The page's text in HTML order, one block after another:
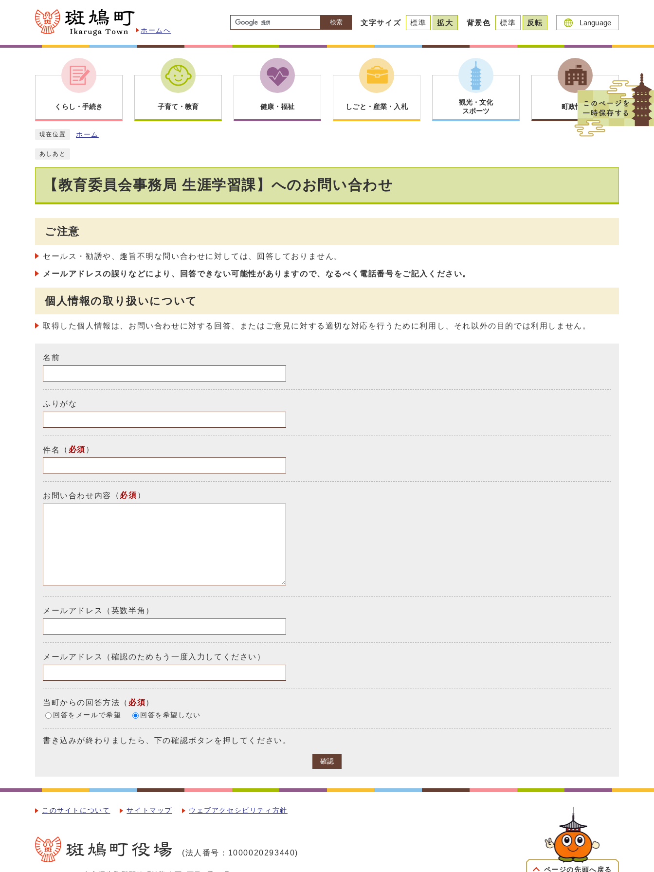
ホームへ
検索 文字サイズ 標準 拡大 背景色 標準 反転 Language
くらし・手続き 子育て・教育 健康・福祉 しごと・産業・入札
観光・文化
スポーツ
町政情報
現在位置 ホーム
あしあと
【教育委員会事務局 生涯学習課】へのお問い合わせ
ご注意
セールス・勧誘や、趣旨不明な問い合わせに対しては、回答しておりません。
メールアドレスの誤りなどにより、回答できない可能性がありますので、なるべく電話番号をご記入ください。
個人情報の取り扱いについて
取得した個人情報は、お問い合わせに対する回答、またはご意見に対する適切な対応を行うために利用し、それ以外の目的では利用しません。
名前
ふりがな
件名 （ 必須 ）
お問い合わせ内容 （ 必須 ）
メールアドレス（英数半角）
メールアドレス（確認のためもう一度入力してください）
当町からの回答方法 （ 必須）
回答をメールで希望 回答を希望しない
書き込みが終わりましたら、下の確認ボタンを押してください。
確認
このサイトについて サイトマップ ウェブアクセシビリティ方針
(法人番号：1000020293440)
ページの先頭へ戻る